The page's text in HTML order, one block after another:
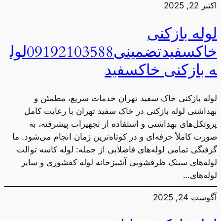
اکتبر 22, 2025
لوله بازکنی
خاکسفیدتضمینی09192103588لول
ه بازکنی خاکسفید
لوله بازکنی خاک سفید تهران خدمات سریع، مطمئن و
بهداشتی لوله بازکنی در خاک سفید تهران با رعایت کامل
پروتکل‌های بهداشتی و استفاده از تجهیزات پیشرفته، به
صورت کاملاً حرفه‌ای و در کوتاه‌ترین زمان انجام می‌شود. ما
گرفتگی تمامی لوله‌های فاضلابی از جمله: لوله کاسه توالت
لوله‌های سینک ظرفشویی آشپزخانه لوله کفشوری و سایر
لوله‌های…
آگوست 24, 2025